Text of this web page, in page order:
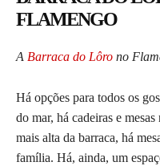
FLAMENGO
A Barraca do Lôro no
Há opções para todos os
do mar, há cadeiras e
mais alta da barraca, há
família. Há, ainda, um